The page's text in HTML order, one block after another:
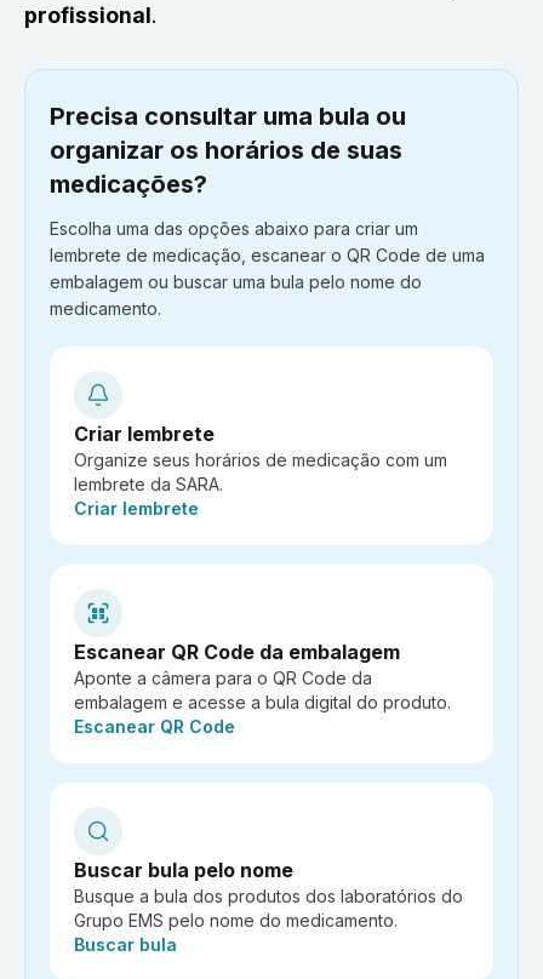
profissional.
Precisa consultar uma bula ou
organizar os horários de suas
medicações?
Escolha uma das opções abaixo para criar um
lembrete de medicação, escanear o QR Code de uma
embalagem ou buscar uma bula pelo nome do
medicamento.
Criar lembrete
Organize seus horários de medicação com um
lembrete da SARA.
Ação:
Criar lembrete
Escanear QR Code da embalagem
Aponte a câmera para o QR Code da
embalagem e acesse a bula digital do produto.
Ação:
Escanear QR Code
Buscar bula pelo nome
Busque a bula dos produtos dos laboratórios do
Grupo EMS pelo nome do medicamento.
Ação:
Buscar bula